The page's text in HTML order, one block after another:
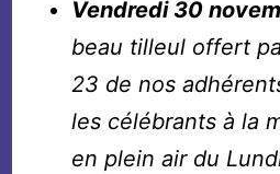
Vendredi 30
beau tilleul offert
23 de nos
les célébrants à la
en plein air du